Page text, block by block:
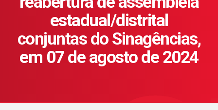
estadual/distrital
conjuntas do Sinagências,
em 07 de agosto de 2024